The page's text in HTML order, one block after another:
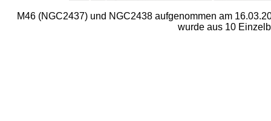
M46 (NGC2437) und NGC2438 aufgenommen am
wurde aus 10